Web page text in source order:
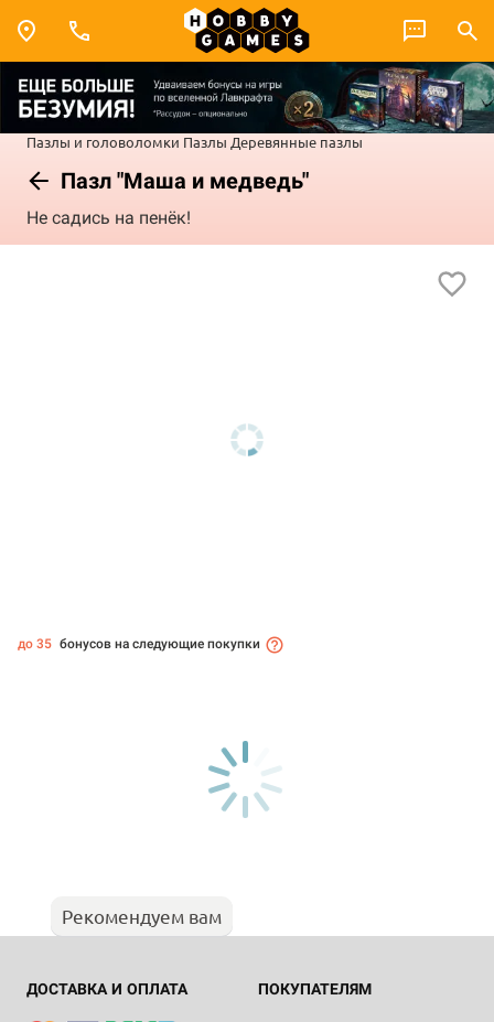
Пазлы и головоломки Пазлы Деревянные пазлы
Пазл "Маша и медведь"
Не садись на пенёк!
до 35 бонусов на следующие покупки
Рекомендуем вам
ДОСТАВКА И ОПЛАТА ПОКУПАТЕЛЯМ